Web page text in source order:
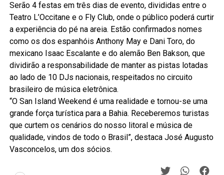
Serão 4 festas em três dias de evento, divididas entre o
Teatro L’Occitane e o Fly Club, onde o público poderá curtir
a experiência do pé na areia. Estão confirmados nomes
como os dos espanhóis Anthony May e Dani Toro, do
mexicano Isaac Escalante e do alemão Ben Bakson, que
dividirão a responsabilidade de manter as pistas lotadas
ao lado de 10 DJs nacionais, respeitados no circuito
brasileiro de música eletrônica.
“O San Island Weekend é uma realidade e tornou-se uma
grande força turística para a Bahia. Receberemos turistas
que curtem os cenários do nosso litoral e música de
qualidade, vindos de todo o Brasil”, destaca José Augusto
Vasconcelos, um dos sócios.